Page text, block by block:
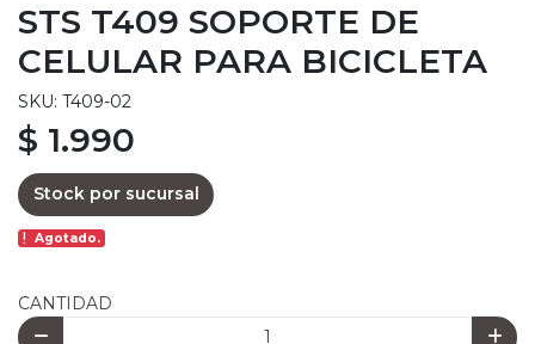
STS T409 SOPORTE DE
CELULAR PARA BICICLETA
SKU: T409-02
$ 1.990
Stock por sucursal
Agotado.
CANTIDAD